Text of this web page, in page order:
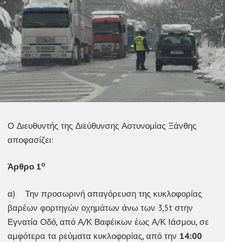
Ο Διευθυντής της Διεύθυνσης Αστυνομίας Ξάνθης
αποφασίζει:
Άρθρο 1ο
α) Την προσωρινή απαγόρευση της κυκλοφορίας
βαρέων φορτηγών οχημάτων άνω των 3,5t στην
Εγνατία Οδό, από Α/Κ Βαφέικων έως Α/Κ Ιάσμου, σε
αμφότερα τα ρεύματα κυκλοφορίας, από την 14:00